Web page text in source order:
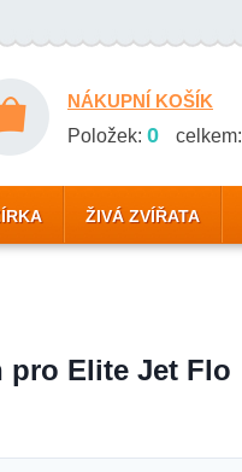
NÁKUPNÍ KOŠÍK
Položek: 0 celkem:
ŽIVÁ ZVÍŘATA
pro Elite Jet Flo